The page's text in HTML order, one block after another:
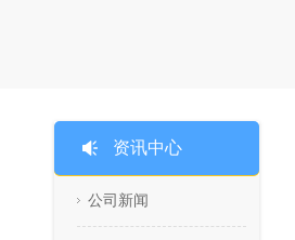
资讯中心
公司新闻